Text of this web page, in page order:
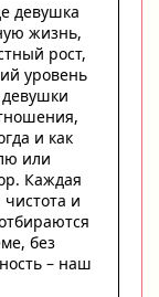
девушка
жизнь,
рост,
уровень
и как
или
Каждая
и
без
– наш